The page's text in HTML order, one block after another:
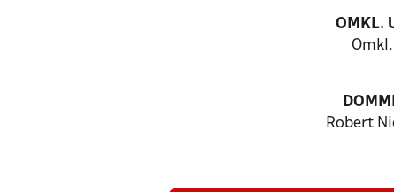
OMKL.
Omkl.
Robert